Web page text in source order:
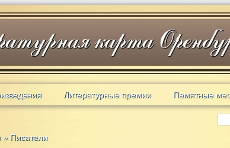
Литературные премии Памятные
» Писатели